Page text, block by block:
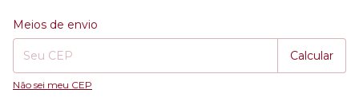
Entregas para o CEP:
Meios de envio
Calcular
Não sei meu CEP